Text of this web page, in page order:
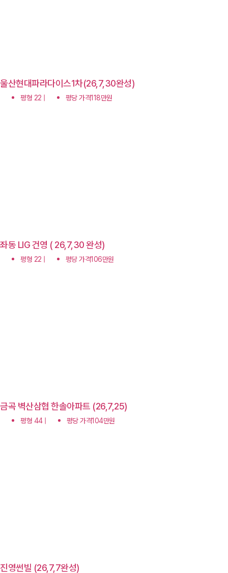
울산현대파라다이스1차(26,7,30완성)
평형 22 | 평당 가격118만원
좌동 LIG 건영 ( 26,7,30 완성)
평형 22 | 평당 가격106만원
금곡 벽산삼협 한솔아파트 (26,7,25)
평형 44 | 평당 가격104만원
진영썬빌 (26,7,7완성)